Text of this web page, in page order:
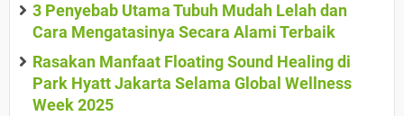
3 Penyebab Utama Tubuh Mudah Lelah dan
Cara Mengatasinya Secara Alami Terbaik
Rasakan Manfaat Floating Sound Healing di
Park Hyatt Jakarta Selama Global Wellness
Week 2025